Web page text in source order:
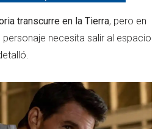
transcurre en la Tierra, pero en
necesita salir al espacio